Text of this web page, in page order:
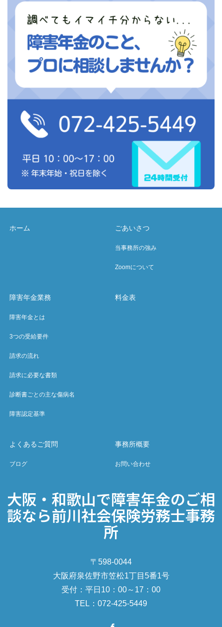
ホーム ごあいさつ
当事務所の強み
Zoomについて
障害年金業務
障害年金とは
3つの受給要件
請求の流れ
請求に必要な書類
診断書ごとの主な傷病名
障害認定基準
料金表
よくあるご質問
ブログ
事務所概要
お問い合わせ
大阪・和歌山で障害年金のご相
談なら前川社会保険労務士事務
所
〒598-0044
大阪府泉佐野市笠松1丁目5番1号
受付：平日10：00～17：00
TEL：072-425-5449